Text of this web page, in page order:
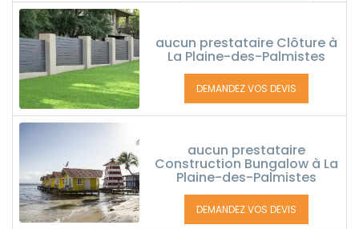
aucun prestataire Clôture à
La Plaine-des-Palmistes
DEMANDEZ VOS DEVIS
aucun prestataire
Construction Bungalow à La
Plaine-des-Palmistes
DEMANDEZ VOS DEVIS